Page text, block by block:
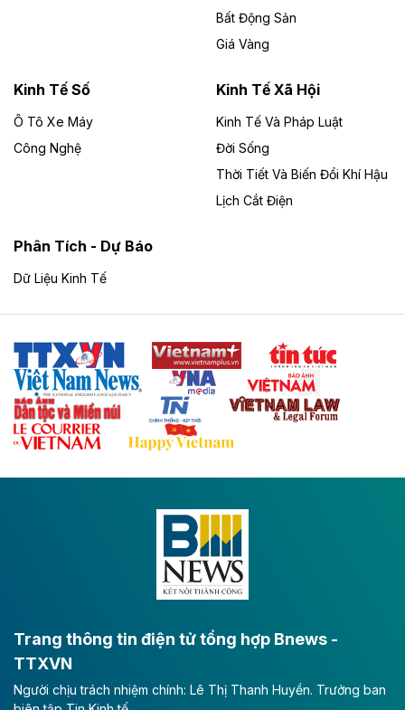
Gia Lai với tổng vốn hơn 4.750 tỷ đồng.
Đồng Nai cho thuê gần 59 ha đất làm khu
công nghiệp ở Long Thành
UBND TP Đồng Nai cho Công ty Amata thuê gần 59 ha
đất để đầu tư khu công nghiệp công nghệ cao Long
Đề xuất hỗ trợ 20.000 tỷ đồng làm cao tốc
Thái Nguyên - Lạng Sơn
Thái Nguyên và các tỉnh trung du, miền núi phía Bắc
với hệ thống cửa khẩu quốc tế tại Lạng Sơn.
Theo baodautu.vn
Đề xuất đầu tư 11.500 tỷ đồng xây dựng cao
tốc CT.11 qua Ninh Bình
Đông A dài khoảng 25,1 km được kỳ vọng sẽ tạo động
lực phát triển kinh tế - xã hội khu vực phía Nam đồng
Long Thành
Tổng công ty Cảng hàng không Việt Nam - CTCP
(ACV) vừa lập kỷ lục mới về lợi nhuận trong quý
Bất Động Sản
Giá Vàng
Kinh Tế Số
Ô Tô Xe Máy
Công Nghệ
Kinh Tế Xã Hội
Kinh Tế Và Pháp Luật
Đời Sống
Thời Tiết Và Biến Đổi Khí Hậu
Lịch Cắt Điện
Phân Tích - Dự Báo
Dữ Liệu Kinh Tế
Trang thông tin điện tử tổng hợp Bnews -
TTXVN
Người chịu trách nhiệm chính: Lê Thị Thanh Huyền. Trưởng ban